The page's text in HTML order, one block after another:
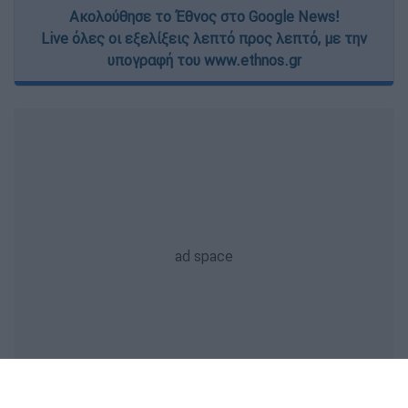
Ακολούθησε το Έθνος στο Google News!
Live όλες οι εξελίξεις λεπτό προς λεπτό, με την
υπογραφή του www.ethnos.gr